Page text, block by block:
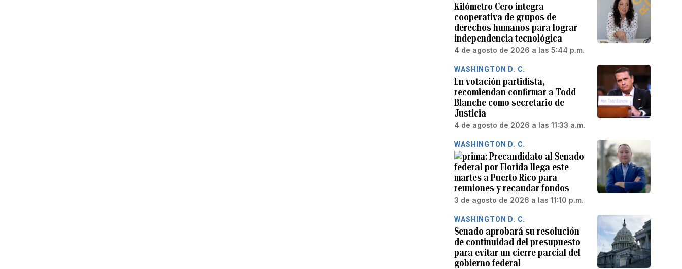
Kilómetro Cero integra
cooperativa de grupos de
derechos humanos para lograr
independencia tecnológica
4 de agosto de 2026 a las 5:44 p.m.
WASHINGTON D. C.
En votación partidista,
recomiendan confirmar a Todd
Blanche como secretario de
Justicia
4 de agosto de 2026 a las 11:33 a.m.
WASHINGTON D. C.
Precandidato al Senado
federal por Florida llega este
martes a Puerto Rico para
reuniones y recaudar fondos
3 de agosto de 2026 a las 11:10 p.m.
WASHINGTON D. C.
Senado aprobará su resolución
de continuidad del presupuesto
para evitar un cierre parcial del
gobierno federal